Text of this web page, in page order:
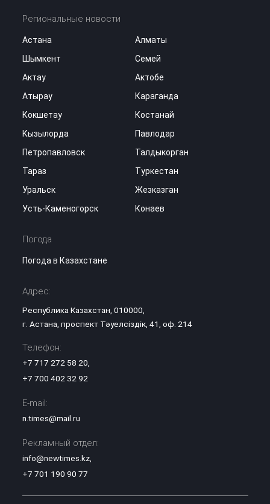
Региональные новости
Астана
Алматы
Шымкент
Семей
Актау
Актобе
Атырау
Караганда
Кокшетау
Костанай
Кызылорда
Павлодар
Петропавловск
Талдыкорган
Тараз
Туркестан
Уральск
Жезказган
Усть-Каменогорск
Конаев
Погода
Погода в Казахстане
Адрес:
Республика Казахстан, 010000,
г. Астана, проспект Тәуелсіздік, 41, оф. 214
Телефон:
+7 717 272 58 20
+7 700 402 32 92
E-mail:
n.times@mail.ru
Рекламный отдел:
info@newtimes.kz,
+7 701 190 90 77